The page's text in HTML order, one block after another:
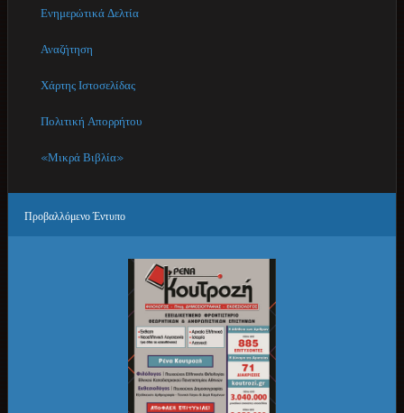
Ενημερώτικά Δελτία
Αναζήτηση
Χάρτης Ιστοσελίδας
Πολιτική Απορρήτου
«Μικρά Βιβλία»
ΠροβαλλόμενοΈντυπο